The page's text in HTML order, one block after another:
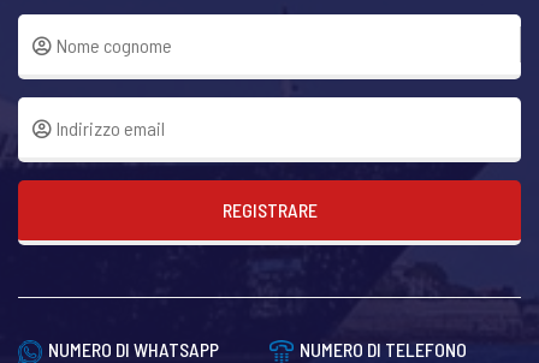
REGISTRARE
NUMERO DI WHATSAPP NUMERO DI TELEFONO